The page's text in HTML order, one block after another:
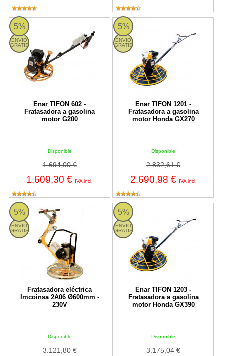
5%
ENVIO
GRATIS
Enar TIFON 602 -
Fratasadora a gasolina
motor G200
Disponible
1.694,00 €
1.609,30 € IVA incl.
Enar TIFON 602 - Fratasadora a gasolina motor G200
5%
ENVIO
GRATIS
Enar TIFON 1201 -
Fratasadora a gasolina
motor Honda GX270
Disponible
2.832,61 €
2.690,98 € IVA incl.
Enar TIFON 1201 - Fratasadora
5%
ENVIO
GRATIS
Fratasadora eléctrica
Imcoinsa 2A06 Ø600mm -
230V
Disponible
3.121,80 €
Fratasadora eléctrica Imcoinsa 2A06 Ø600mm - 230V
5%
ENVIO
GRATIS
Enar TIFON 1203 -
Fratasadora a gasolina
motor Honda GX390
Disponible
3.175,04 €
Enar TIFON 1203 - Fratasadora